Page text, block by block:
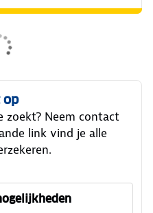
op
zoekt? Neem contact
link vind je alle
ANWB Verzekeren te